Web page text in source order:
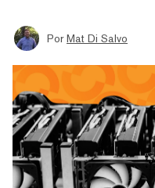
Por Mat Di Salvo